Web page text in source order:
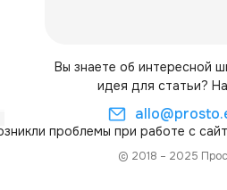
Вы знаете об интересной
идея для статьи?
проблемы при работе с
© 2018 – 2025